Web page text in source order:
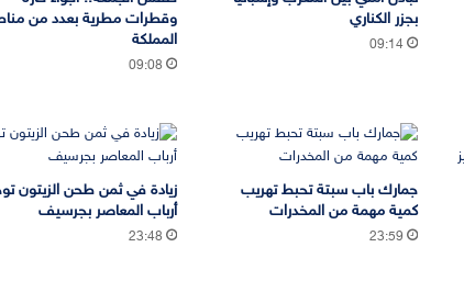
بجزر الكناري
09:14
وقطرات مطرية بعدد من
المملكة
09:08
جمارك باب سبتة تحبط تهريب
كمية مهمة من المخدرات
23:59
زيادة في ثمن طحن الزيتون
أرباب المعاصر بجرسيف
23:48